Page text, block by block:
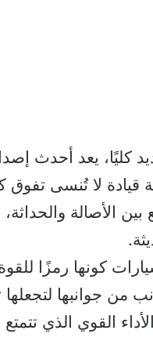
كليًا، يعد أحدث
قيادة لا تُنسى
بين الأصالة
كونها رمزًا
من جوانبها